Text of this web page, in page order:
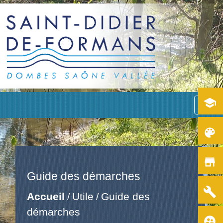
menu
Guide des démarches
Accueil / Utile / Guide des
démarches
school
color_lens
store
build